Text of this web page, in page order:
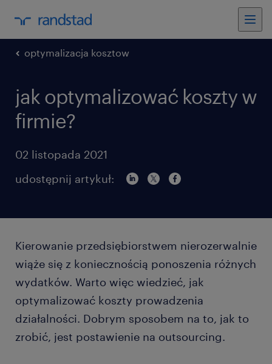
optymalizacja kosztow
jak optymalizować koszty w
firmie?
02 listopada 2021
udostępnij artykuł:
Kierowanie przedsiębiorstwem nierozerwalnie
wiąże się z koniecznością ponoszenia różnych
wydatków. Warto więc wiedzieć, jak
optymalizować koszty prowadzenia
działalności. Dobrym sposobem na to, jak to
zrobić, jest postawienie na outsourcing.